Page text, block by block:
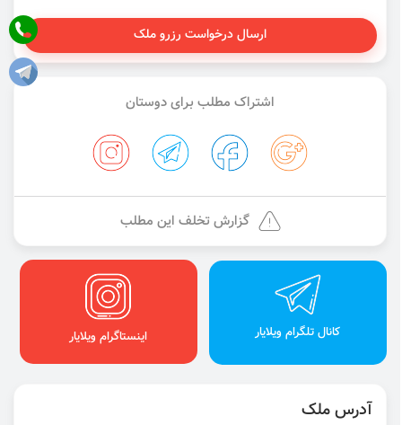
ارسال درخواست رزرو ملک
اشتراک مطلب برای دوستان
گزارش تخلف این مطلب
کانال تلگرام ویلایار اینستاگرام ویلایار
آدرس ملک